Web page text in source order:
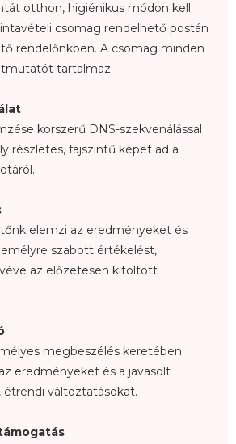
otthon, higiénikus módon kell
csomag rendelhető postán
rendelőnkben. A csomag minden
tartalmaz.
korszerű DNS-szekvenálással
részletes, fajszintű képet ad a
elemzi az eredményeket és
szabott értékelést,
az előzetesen kitöltött
megbeszélés keretében
eredményeket és a javasolt
étrendi változtatásokat.